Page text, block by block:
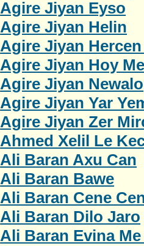
Agire Jiyan Eyso
Agire Jiyan Helin
Agire Jiyan
Agire Jiyan Hoy
Agire Jiyan Newalo
Agire Jiyan Yar
Agire Jiyan Zer
Ahmed Xelil Le
Ali Baran Axu Can
Ali Baran Bawe
Ali Baran Cene
Ali Baran Dilo Jaro
Ali Baran Evina